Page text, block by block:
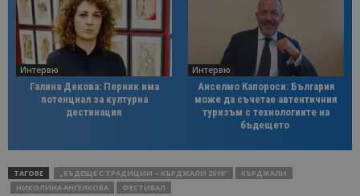
Интервю
Галина Декова: Перник има
потенциал за културна
дестинация
Интервю
Анселмо Капороси: България
може да съчетае автентичния
туризъм с технологиите на
бъдещето
ТАГОВЕ „БЪДЕЩЕ С ТРАДИЦИИ – КЪРДЖАЛИ 2019”
КЪРДЖАЛИ
НИКОЛИНА АНГЕЛКОВА
ФЕСТИВАЛ